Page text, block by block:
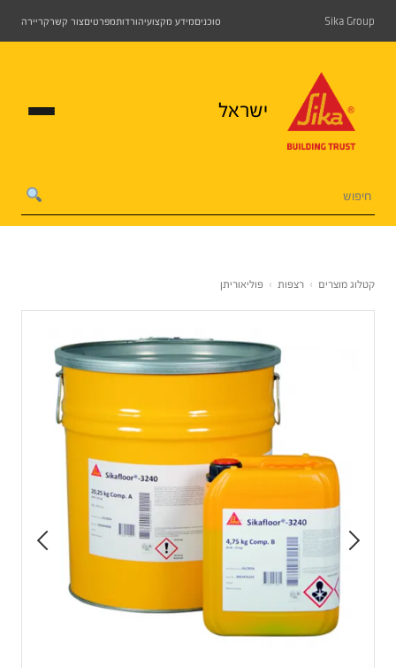
Sika Group סוכניםמידע מקצועיהורדותמפרטיםצור קשרקריירה
ישראל
קטלוג מוצרים › רצפות › פוליאוריתן